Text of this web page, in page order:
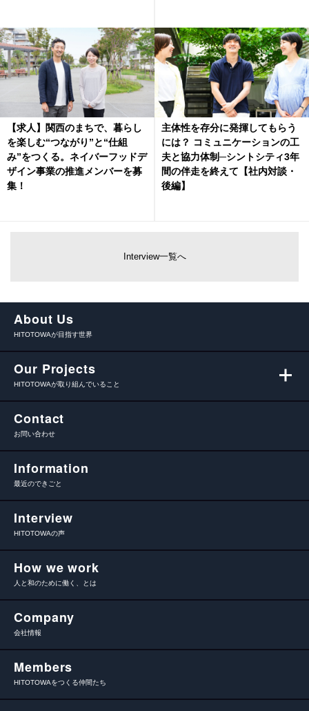
【求人】関西のまちで、暮らし
を楽しむ“つながり”と“仕組
み”をつくる。ネイバーフッドデ
ザイン事業の推進メンバーを募
集！
主体性を存分に発揮してもらう
には？ コミュニケーションの工
夫と協力体制─シントシティ3年
間の伴走を終えて【社内対談・
後編】
Interview一覧へ
About Us
HITOTOWAが目指す世界
Our Projects
HITOTOWAが取り組んでいること
Contact
お問い合わせ
Information
最近のできごと
Interview
HITOTOWAの声
How we work
人と和のために働く、とは
Company
会社情報
Members
HITOTOWAをつくる仲間たち